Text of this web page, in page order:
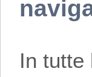
In tutte